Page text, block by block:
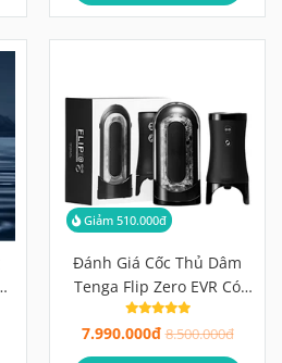
Giảm 510.000đ
Đánh Giá Cốc Thủ Dâm
Tenga Flip Zero EVR Có
Đáng 7 Triệu Hơn?
7.990.000đ 8.500.000đ